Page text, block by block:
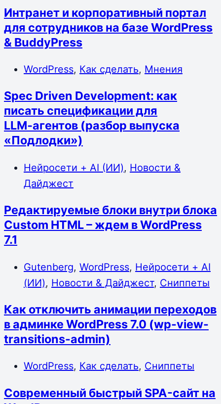
Интранет и корпоративный портал
для сотрудников на базе WordPress
& BuddyPress
WordPress, Как сделать, Мнения
Spec Driven Development: как
писать спецификации для
LLM‑агентов (разбор выпуска
«Подлодки»)
Нейросети + AI (ИИ), Новости &
Дайджест
Редактируемые блоки внутри блока
Custom HTML – ждем в WordPress
7.1
Gutenberg, WordPress, Нейросети + AI
(ИИ), Новости & Дайджест, Сниппеты
Как отключить анимации переходов
в админке WordPress 7.0 (wp-view-
transitions-admin)
WordPress, Как сделать, Сниппеты
Современный быстрый SPA-сайт на